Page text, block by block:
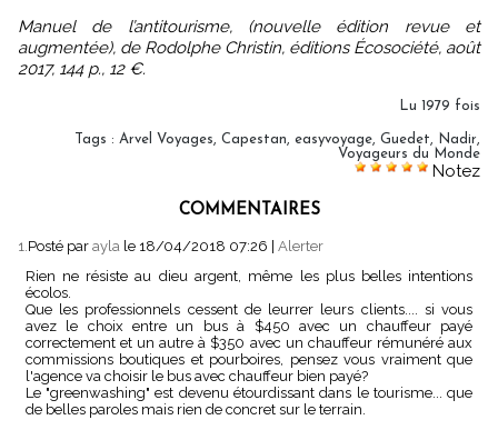
Manuel de l’antitourisme, (nouvelle édition revue et
augmentée), de Rodolphe Christin, éditions Écosociété, août
2017, 144 p., 12 €.
Lu 1979 fois
Tags : Arvel Voyages, Capestan, easyvoyage, Guedet, Nadir,
Voyageurs du Monde
Notez
COMMENTAIRES
1.Posté par ayla le 18/04/2018 07:26
Alerter
Rien ne résiste au dieu argent, même les plus belles intentions
écolos.
Que les professionnels cessent de leurrer leurs clients.... si vous
avez le choix entre un bus à $450 avec un chauffeur payé
correctement et un autre à $350 avec un chauffeur rémunéré aux
commissions boutiques et pourboires, pensez vous vraiment que
l'agence va choisir le bus avec chauffeur bien payé?
Le "greenwashing" est devenu étourdissant dans le tourisme... que
de belles paroles mais rien de concret sur le terrain.